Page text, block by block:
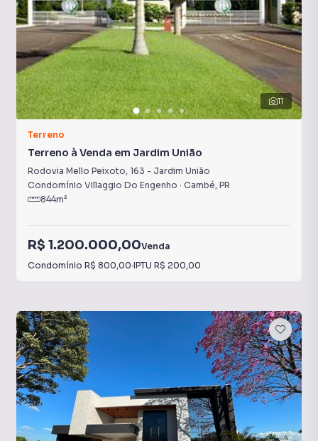
11
Terreno
Terreno à Venda em Jardim União
Rodovia Mello Peixoto, 163 - Jardim União
Condomínio Villaggio Do Engenho · Cambé, PR
844m²
R$ 1.200.000,00Venda
Condomínio R$ 800,00·IPTU R$ 200,00